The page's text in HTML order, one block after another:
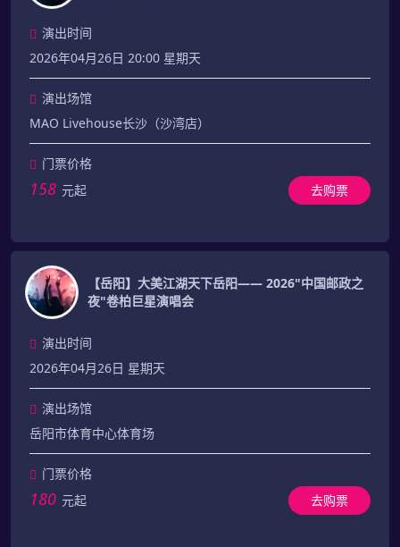
演出时间
2026年04月26日 20:00 星期天
演出场馆
MAO Livehouse长沙（沙湾店）
门票价格
158 元起 去购票
【岳阳】大美江湖天下岳阳—— 2026"中国邮政之
夜"卷柏巨星演唱会
演出时间
2026年04月26日 星期天
演出场馆
岳阳市体育中心体育场
门票价格
180 元起 去购票